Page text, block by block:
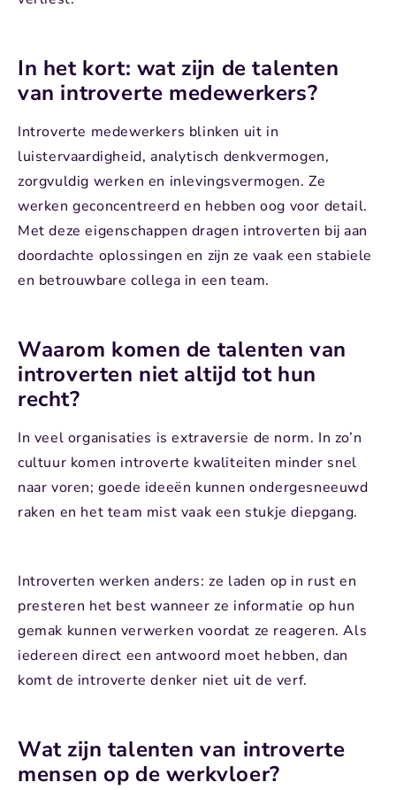
In het kort: wat zijn de talenten
van introverte medewerkers?
Introverte medewerkers blinken uit in
luistervaardigheid, analytisch denkvermogen,
zorgvuldig werken en inlevingsvermogen. Ze
werken geconcentreerd en hebben oog voor detail.
Met deze eigenschappen dragen introverten bij aan
doordachte oplossingen en zijn ze vaak een stabiele
en betrouwbare collega in een team.
Waarom komen de talenten van
introverten niet altijd tot hun
recht?
In veel organisaties is extraversie de norm. In zo’n
cultuur komen introverte kwaliteiten minder snel
naar voren; goede ideeën kunnen ondergesneeuwd
raken en het team mist vaak een stukje diepgang.
Introverten werken anders: ze laden op in rust en
presteren het best wanneer ze informatie op hun
gemak kunnen verwerken voordat ze reageren. Als
iedereen direct een antwoord moet hebben, dan
komt de introverte denker niet uit de verf.
Wat zijn talenten van introverte
mensen op de werkvloer?